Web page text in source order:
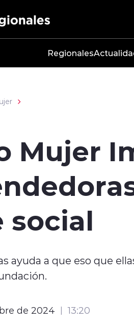
Regionales
Mujer
social
ayuda a que eso que
de 2024 13:20